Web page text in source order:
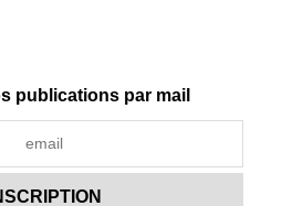
publications par mail